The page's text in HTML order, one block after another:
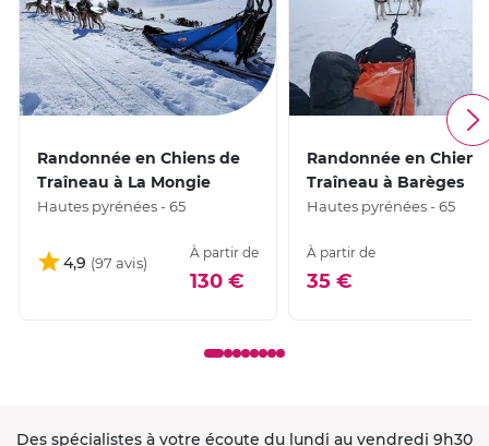
Randonnée en Chiens de
Traîneau à La Mongie
Hautes pyrénées - 65
4,9
À partir de
130 €
Randonnée en Chiens
Traîneau à Barèges
Hautes pyrénées - 65
À partir de
35 €
Des spécialistes à votre écoute du lundi au vendredi 9h30